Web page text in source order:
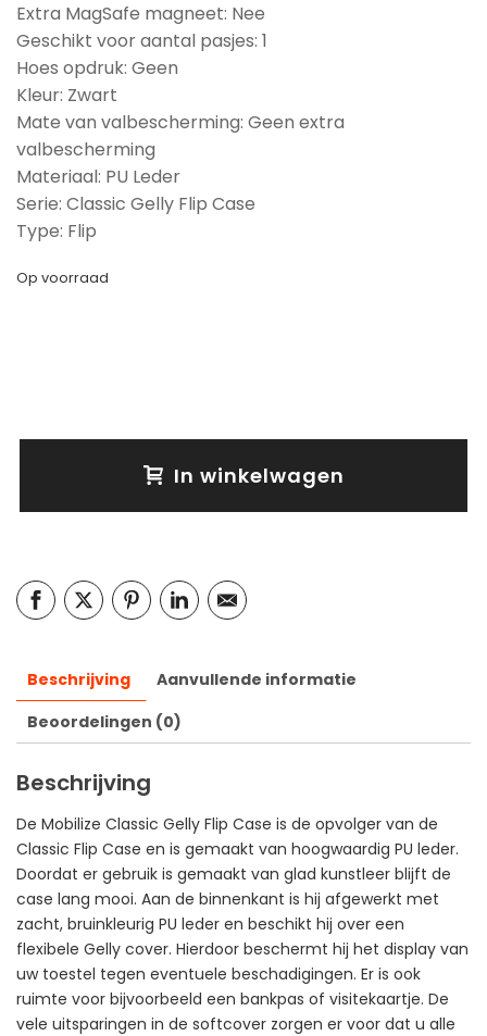
Extra MagSafe magneet: Nee
Geschikt voor aantal pasjes: 1
Hoes opdruk: Geen
Kleur: Zwart
Mate van valbescherming: Geen extra
valbescherming
Materiaal: PU Leder
Serie: Classic Gelly Flip Case
Type: Flip
Op voorraad
In winkelwagen
Beschrijving
Aanvullende informatie
Beoordelingen (0)
Beschrijving
De Mobilize Classic Gelly Flip Case is de opvolger van de
Classic Flip Case en is gemaakt van hoogwaardig PU leder.
Doordat er gebruik is gemaakt van glad kunstleer blijft de
case lang mooi. Aan de binnenkant is hij afgewerkt met
zacht, bruinkleurig PU leder en beschikt hij over een
flexibele Gelly cover. Hierdoor beschermt hij het display van
uw toestel tegen eventuele beschadigingen. Er is ook
ruimte voor bijvoorbeeld een bankpas of visitekaartje. De
vele uitsparingen in de softcover zorgen er voor dat u alle